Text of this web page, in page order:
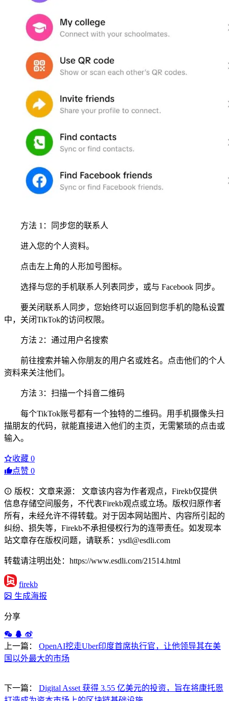
方法 1：同步您的联系人
进入您的个人资料。
点击左上角的人形加号图标。
选择与您的手机联系人列表同步，或与 Facebook 同步。
要关闭联系人同步，您始终可以返回到您手机的隐私设置
中，关闭TikTok的访问权限。
方法 2：通过用户名搜索
前往搜索并输入你朋友的用户名或姓名。点击他们的个人
资料来关注他们。
方法 3：扫描一个抖音二维码
每个TikTok账号都有一个独特的二维码。用手机摄像头扫
描朋友的代码，就能直接进入他们的主页，无需繁琐的点击或
输入。
收藏 0
点赞 0
版权：文章来源： 文章该内容为作者观点，Firekb仅提供
信息存储空间服务，不代表Firekb观点或立场。版权归原作者
所有，未经允许不得转载。对于因本网站图片、内容所引起的
纠纷、损失等，Firekb不承担侵权行为的连带责任。如发现本
站文章存在版权问题，请联系：ysdl@esdli.com
转载请注明出处：https://www.esdli.com/21514.html
firekb
生成海报
分享
上一篇：
OpenAI挖走Uber印度首席执行官，让他领导其在美
国以外最大的市场
下一篇：
Digital Asset 获得 3.55 亿美元的投资，旨在将康托恩